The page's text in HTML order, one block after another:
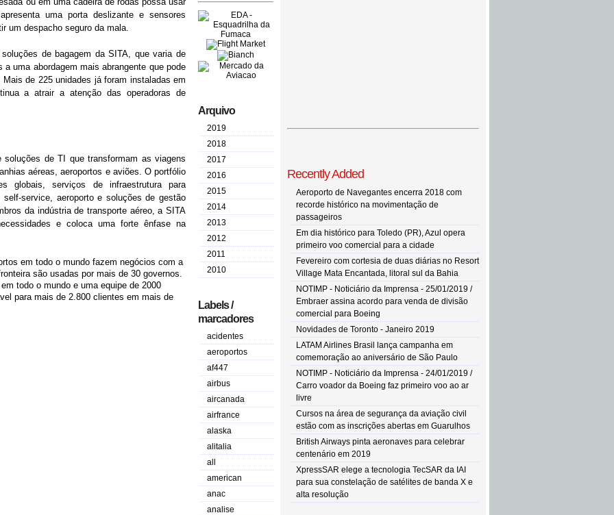
uma porta deslizante e sensores
um despacho seguro da mala.
de bagagem da SITA, que varia de
uma abordagem mais abrangente que pode
de 225 unidades já foram instaladas em
a atrair a atenção das operadoras de
de TI que transformam as viagens
aéreas, aeroportos e aviões. O portfólio
globais, serviços de infraestrutura para
service, aeroporto e soluções de gestão
da indústria de transporte aéreo, a SITA
e coloca uma forte ênfase na
em todo o mundo fazem negócios com a
são usadas ​​por mais de 30 governos.
todo o mundo e uma equipe de 2000
para mais de 2.800 clientes em mais de
Arquivo
2019
2018
2017
2016
2015
2014
2013
2012
2011
2010
Labels /
marcadores
acidentes
aeroportos
af447
airbus
aircanada
airfrance
alaska
alitalia
all
american
anac
analise
Recently Added
Aeroporto de Navegantes encerra 2018 com
recorde histórico na movimentação de
passageiros
Em dia histórico para Toledo (PR), Azul opera
primeiro voo comercial para a cidade
Fevereiro com cortesia de duas diárias no Resort
Village Mata Encantada, litoral sul da Bahia
NOTIMP - Noticiário da Imprensa - 25/01/2019 /
Embraer assina acordo para venda de divisão
comercial para Boeing
Novidades de Toronto - Janeiro 2019
LATAM Airlines Brasil lança campanha em
comemoração ao aniversário de São Paulo
NOTIMP - Noticiário da Imprensa - 24/01/2019 /
Carro voador da Boeing faz primeiro voo ao ar
livre
Cursos na área de segurança da aviação civil
estão com as inscrições abertas em Guarulhos
British Airways pinta aeronaves para celebrar
centenário em 2019
XpressSAR elege a tecnologia TecSAR da IAI
para sua constelação de satélites de banda X e
alta resolução